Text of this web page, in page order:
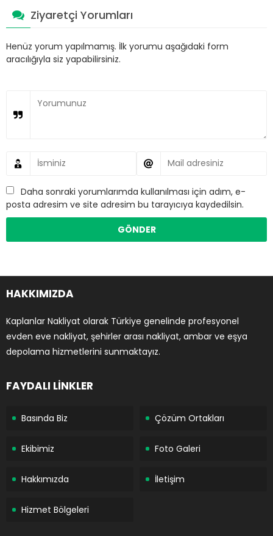
Ziyaretçi Yorumları
Henüz yorum yapılmamış. İlk yorumu aşağıdaki form
aracılığıyla siz yapabilirsiniz.
Daha sonraki yorumlarımda kullanılması için adım, e-
posta adresim ve site adresim bu tarayıcıya kaydedilsin.
HAKKIMIZDA
Kaplanlar Nakliyat olarak Türkiye genelinde profesyonel
evden eve nakliyat, şehirler arası nakliyat, ambar ve eşya
depolama hizmetlerini sunmaktayız.
FAYDALI LİNKLER
Basında Biz Çözüm Ortakları
Ekibimiz Foto Galeri
Hakkımızda İletişim
Hizmet Bölgeleri